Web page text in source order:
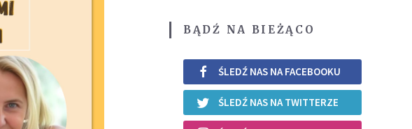
BĄDŹ NA BIEŻĄCO
ŚLEDŹ NAS NA FACEBOOKU
ŚLEDŹ NAS NA TWITTERZE